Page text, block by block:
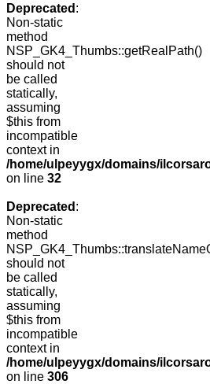
Deprecated :
Non-static
method
NSP_GK4_Thumbs::getRealPath()
should not
be called
statically,
assuming
$this from
incompatible
context in
/home/ulpeyygx/domains/
on line 32
Deprecated :
Non-static
method
should not
be called
statically,
assuming
$this from
incompatible
context in
/home/ulpeyygx/domains/
on line 306